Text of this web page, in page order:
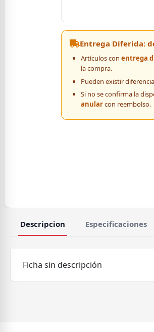
Entrega Diferida:
Artículos con entrega
la compra.
Pueden existir
Si no se confirma la
anularcon reembolso.
Descripcion Especificaciones
Ficha sin descripción